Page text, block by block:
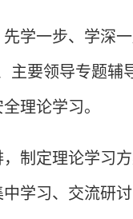
学一步、学深
主要领导专题辅
理论学习。
制定理论学习
学习、交流研